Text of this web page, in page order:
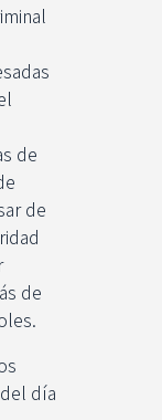
de
de
de
día